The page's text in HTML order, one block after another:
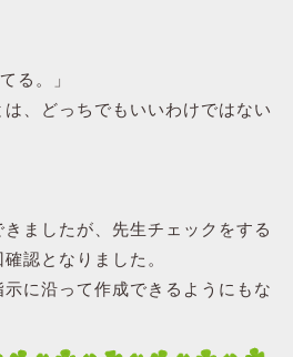
る。」
、どっちでもいいわけではない
ましたが、先生チェックをする
認となりました。
に沿って作成できるようにもな